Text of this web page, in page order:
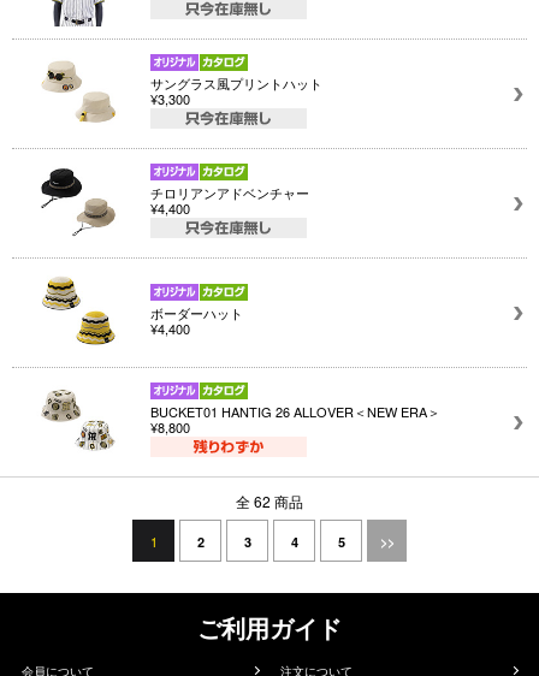
サングラス風プリントハット
¥3,300
チロリアンアドベンチャー
¥4,400
ボーダーハット
¥4,400
BUCKET01 HANTIG 26 ALLOVER＜NEW ERA＞
¥8,800
全 62 商品
1 2 3 4 5 >>
ご利用ガイド
会員について 注文について